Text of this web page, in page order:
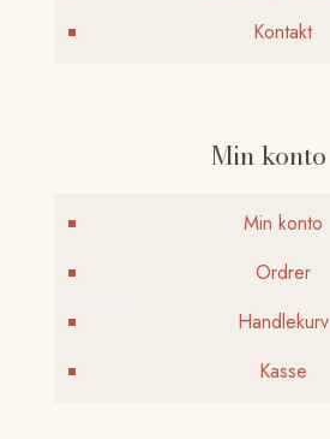
Kontakt
Min konto
Min konto
Ordrer
Handlekurv
Kasse